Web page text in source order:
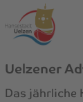
Uelzener
Das jährliche